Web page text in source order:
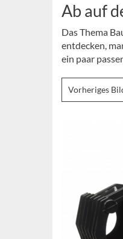
Ab auf
Das Thema
entdecken,
ein paar
Vorheriges